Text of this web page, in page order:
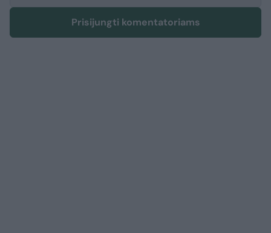
Prisijungti komentatoriams